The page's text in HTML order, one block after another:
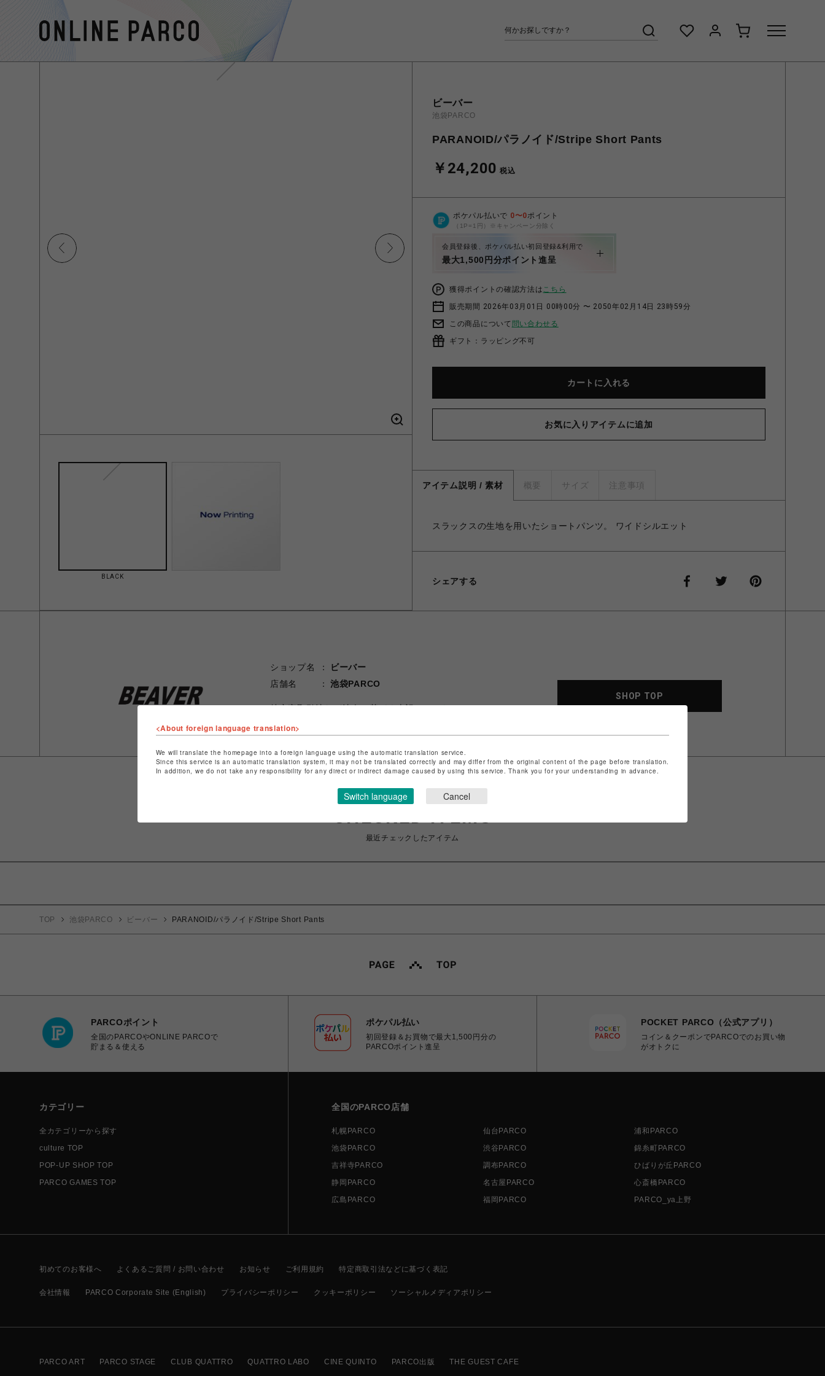
BLACK
ビーバー
池袋PARCO
PARANOID/パラノイド/Stripe Short Pants
￥24,200 税込
ポケパル払いで 0〜0ポイント
（1P=1円）※キャンペーン分除く
会員登録後、ポケパル払い初回登録&利用で
最大1,500円分ポイント進呈
獲得ポイントの確認方法はこちら
販売期間 2026年03月01日 00時00分 〜 2050年02月14日 23時59分
この商品について 問い合わせる
ギフト：ラッピング不可
カートに入れる
お気に入りアイテムに追加
アイテム説明 / 素材 概要 サイズ 注意事項
スラックスの生地を用いたショートパンツ。 ワイドシルエット
シェアする
ショップ名
ビーバー
店舗名
池袋PARCO
特定商取引法など法令に基づく表記はこちら
ショップお問い合わせは
SHOP TOP
CHECKED ITEMS
最近チェックしたアイテム
TOP 池袋PARCO ビーバー PARANOID/パラノイド/Stripe Short Pants
PARCOポイント
全国のPARCOやONLINE PARCOで
貯まる＆使える
ポケパル払い
初回登録＆お買物で最大1,500円分の
PARCOポイント進呈
POCKET PARCO（公式アプリ）
コイン＆クーポンでPARCOでのお買い物
がオトクに
カテゴリー
全カテゴリーから探す
culture TOP
POP-UP SHOP TOP
PARCO GAMES TOP
全国のPARCO店舗
札幌PARCO 仙台PARCO
浦和PARCO
池袋PARCO
渋谷PARCO
錦糸町PARCO
吉祥寺PARCO
調布PARCO
ひばりが丘PARCO
静岡PARCO
名古屋PARCO
心斎橋PARCO
広島PARCO
福岡PARCO PARCO_ya上野
初めてのお客様へ よくあるご質問 / お問い合わせ お知らせ ご利用規約 特定商取引法などに基づく表記
会社情報 PARCO Corporate Site (English) プライバシーポリシー クッキーポリシー ソーシャルメディアポリシー
PARCO ART PARCO STAGE CLUB QUATTRO QUATTRO LABO CINE QUINTO PARCO出版 THE GUEST CAFE
<About foreign language translation>
We will translate the homepage into a foreign language using the automatic translation service.
Since this service is an automatic translation system, it may not be translated correctly and may differ from the original content of the page before translation.
In addition, we do not take any responsibility for any direct or indirect damage caused by using this service. Thank you for your understanding in advance.
Switch language Cancel